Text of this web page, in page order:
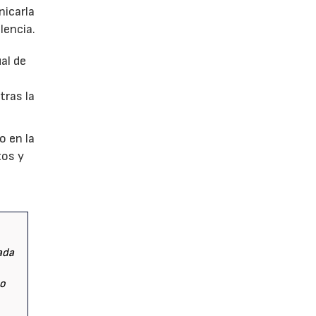
de
la
en la
y